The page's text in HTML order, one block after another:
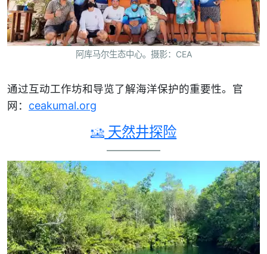
阿库马尔生态中心。摄影：CEA
通过互动工作坊和导览了解海洋保护的重要性。官
网： ceakumal.org
天然井探险